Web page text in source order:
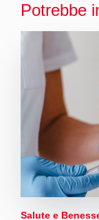
Potrebbe
Salute e